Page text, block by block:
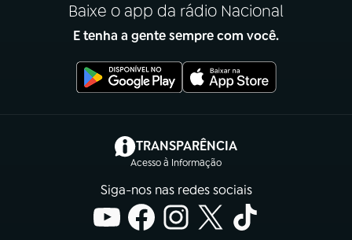
Baixe o app da rádio Nacional
E tenha a gente sempre com você.
TRANSPARÊNCIA
Acesso à Informação
(abre em nova aba)
Siga-nos nas redes sociais